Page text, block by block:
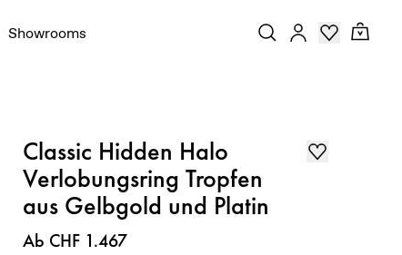
Showrooms
Classic Hidden Halo
Verlobungsring Tropfen
aus Gelbgold und Platin
Preis:
Ab CHF 1.467